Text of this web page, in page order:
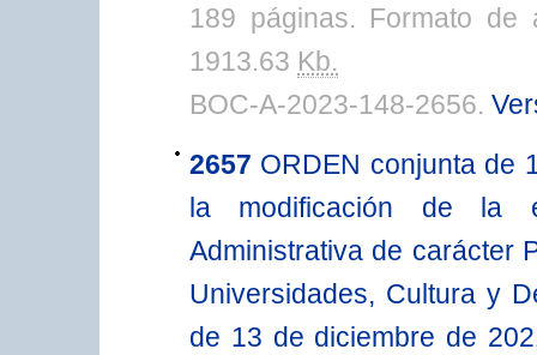
189 páginas. Formato de
1913.63 Kb.
BOC-A-2023-148-2656.
2657 ORDEN conjunta de
la modificación de la
Administrativa de carácter
Universidades, Cultura y
de 13 de diciembre de